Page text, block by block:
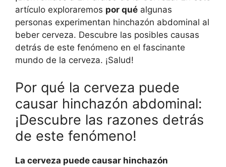
artículo exploraremos por qué algunas
personas experimentan hinchazón abdominal al
beber cerveza. Descubre las posibles causas
detrás de este fenómeno en el fascinante
mundo de la cerveza. ¡Salud!
Por qué la cerveza puede
causar hinchazón abdominal:
¡Descubre las razones detrás
de este fenómeno!
La cerveza puede causar hinchazón